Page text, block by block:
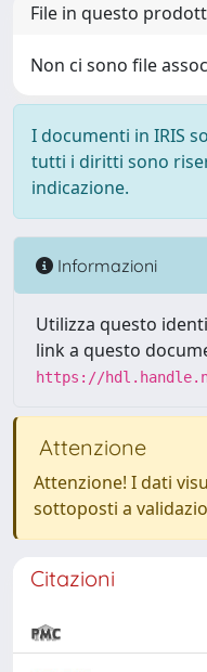
File in questo
Non ci sono file
I documenti in IRIS
tutti i diritti sono
indicazione.
Informazioni
Utilizza questo
link a questo
https://
Attenzione
Attenzione! I dati
sottoposti a
Citazioni